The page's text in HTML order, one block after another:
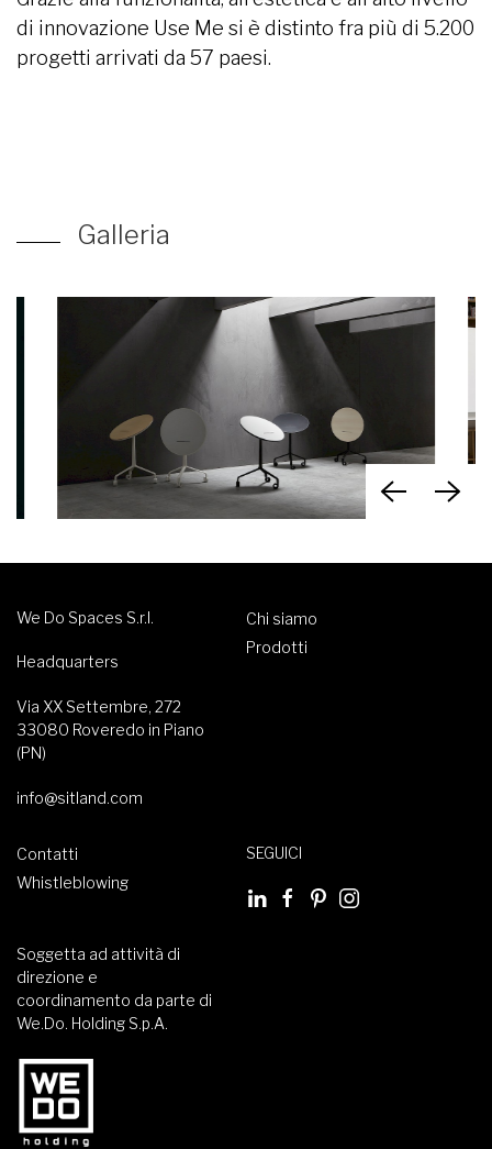
di innovazione Use Me si è distinto fra più di 5.200
progetti arrivati da 57 paesi.
Galleria
We Do Spaces S.r.l.
Headquarters
Via XX Settembre, 272
33080 Roveredo in Piano
(PN)
info@sitland.com
Chi siamo
Prodotti
Contatti
Whistleblowing
SEGUICI
Soggetta ad attività di
direzione e
coordinamento da parte di
We.Do. Holding S.p.A.